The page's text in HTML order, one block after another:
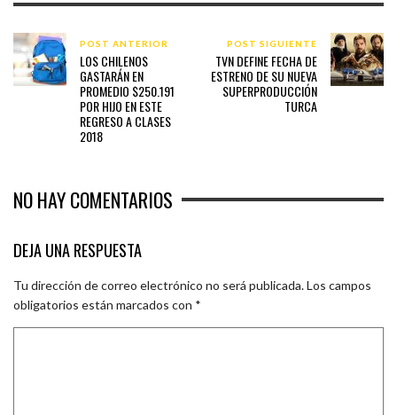
POST ANTERIOR
LOS CHILENOS
GASTARÁN EN
PROMEDIO $250.191
POR HIJO EN ESTE
REGRESO A CLASES
2018
POST SIGUIENTE
TVN DEFINE FECHA DE
ESTRENO DE SU NUEVA
SUPERPRODUCCIÓN
TURCA
NO HAY COMENTARIOS
DEJA UNA RESPUESTA
Tu dirección de correo electrónico no será publicada.Los campos
obligatorios están marcados con *